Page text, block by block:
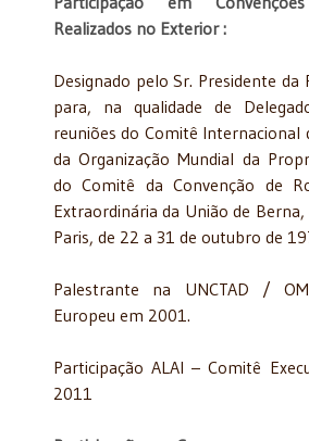
Realizados no Exterior :
Designado pelo Sr. Presidente da
para, na qualidade de
reuniões do Comitê Internacional
da Organização Mundial da
do Comitê da Convenção de
Extraordinária da União de
Paris, de 22 a 31 de outubro de
Palestrante na UNCTAD /
Europeu em 2001.
Participação ALAI – Comitê
2011